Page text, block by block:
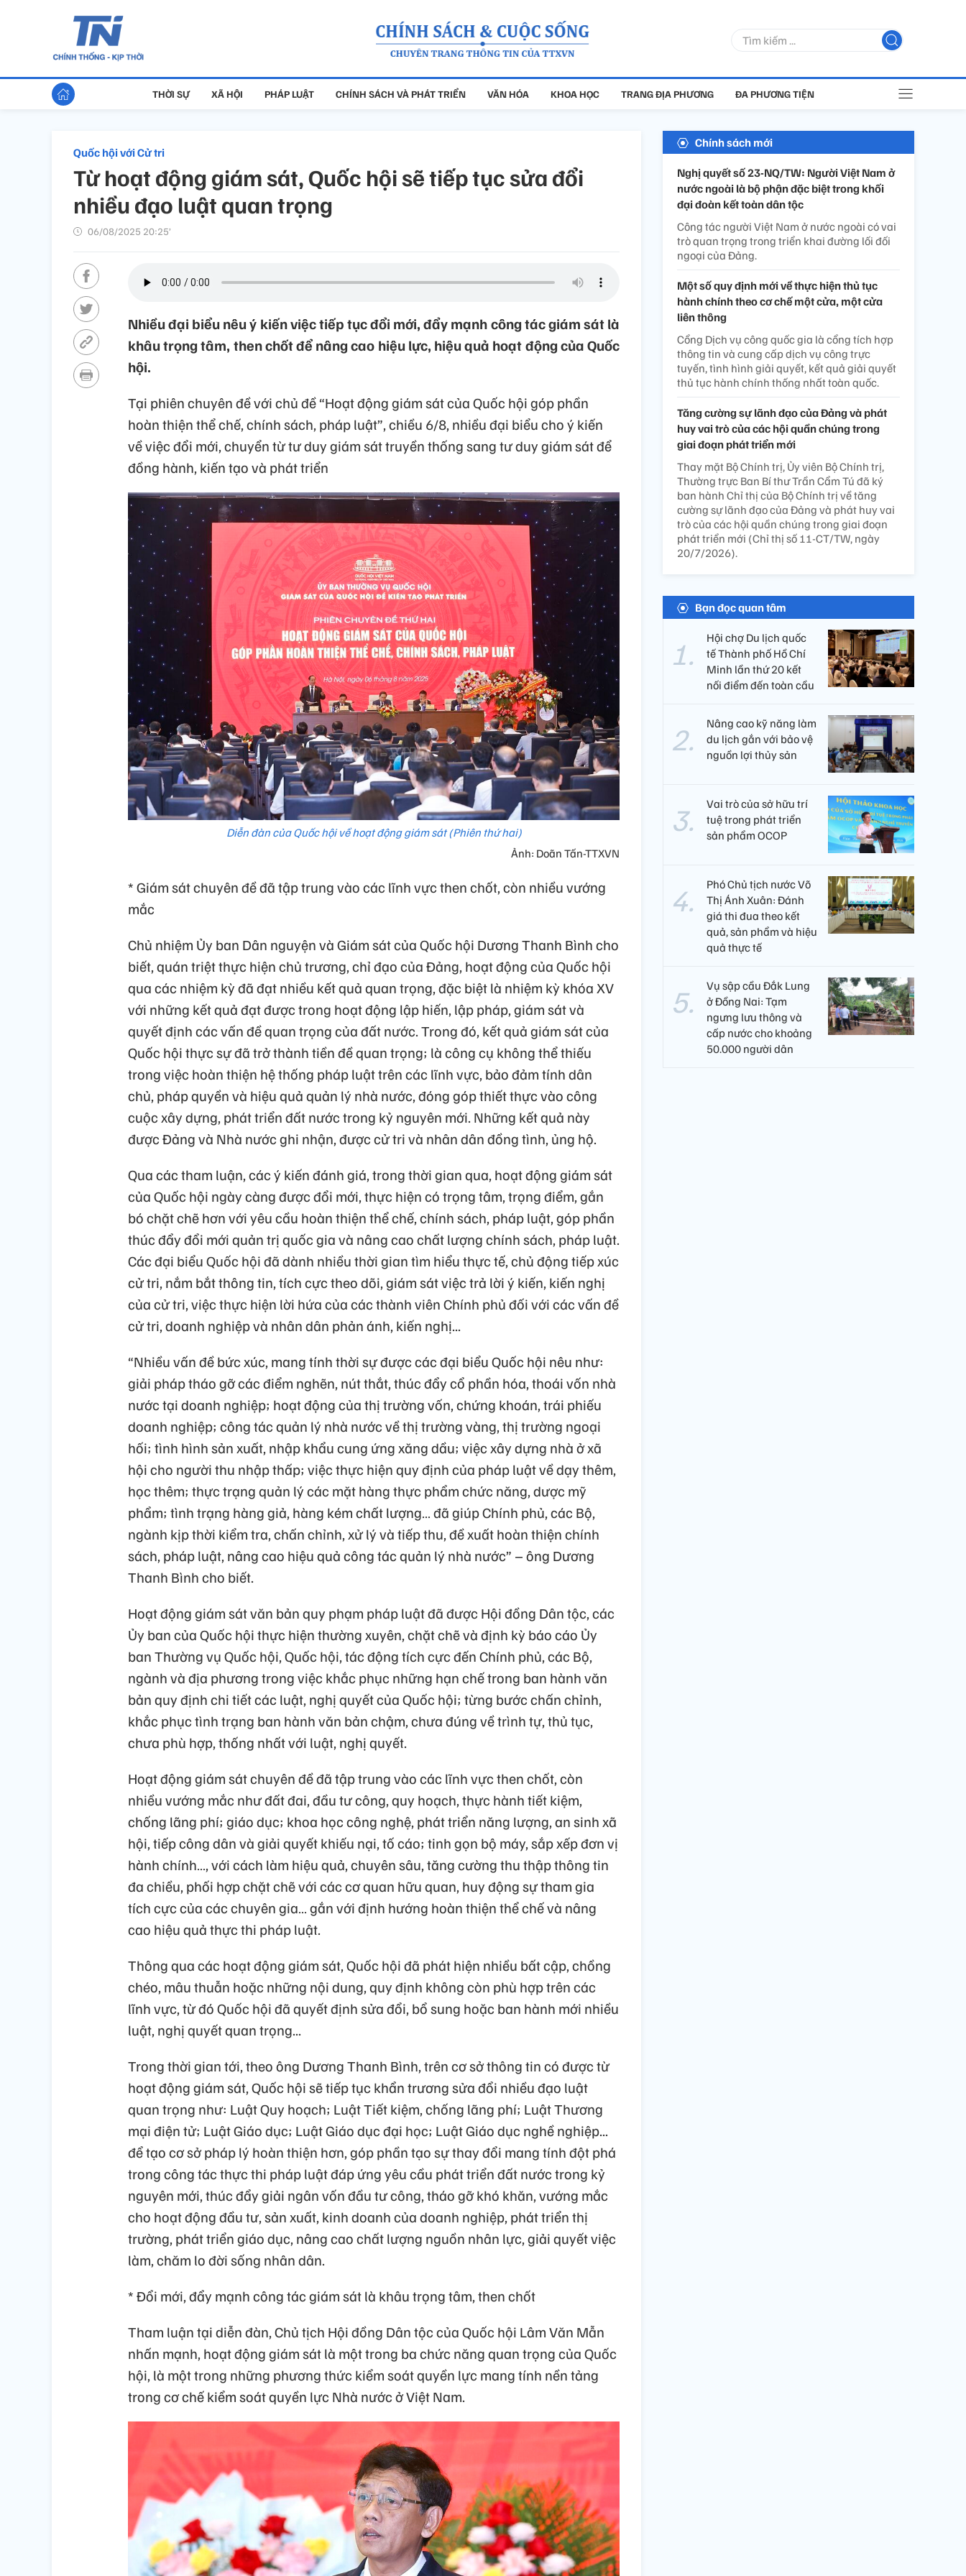
THỜI SỰ XÃ HỘI PHÁP LUẬT CHÍNH SÁCH VÀ PHÁT TRIỂN VĂN HÓA KHOA HỌC TRANG ĐỊA PHƯƠNG ĐA PHƯƠNG TIỆN
Quốc hội với Cử tri
Từ hoạt động giám sát, Quốc hội sẽ tiếp tục sửa đổi
nhiều đạo luật quan trọng
06/08/2025 20:25’
Nhiều đại biểu nêu ý kiến việc tiếp tục đổi mới, đẩy mạnh công tác giám sát là
khâu trọng tâm, then chốt để nâng cao hiệu lực, hiệu quả hoạt động của Quốc
hội.
Tại phiên chuyên đề với chủ đề “Hoạt động giám sát của Quốc hội góp phần
hoàn thiện thể chế, chính sách, pháp luật”, chiều 6/8, nhiều đại biểu cho ý kiến
về việc đổi mới, chuyển từ tư duy giám sát truyền thống sang tư duy giám sát để
đồng hành, kiến tạo và phát triển
Diễn đàn của Quốc hội về hoạt động giám sát (Phiên thứ hai)
Ảnh: Doãn Tấn-TTXVN
* Giám sát chuyên đề đã tập trung vào các lĩnh vực then chốt, còn nhiều vướng
mắc
Chủ nhiệm Ủy ban Dân nguyện và Giám sát của Quốc hội Dương Thanh Bình cho
biết, quán triệt thực hiện chủ trương, chỉ đạo của Đảng, hoạt động của Quốc hội
qua các nhiệm kỳ đã đạt nhiều kết quả quan trọng, đặc biệt là nhiệm kỳ khóa XV
với những kết quả đạt được trong hoạt động lập hiến, lập pháp, giám sát và
quyết định các vấn đề quan trọng của đất nước. Trong đó, kết quả giám sát của
Quốc hội thực sự đã trở thành tiền đề quan trọng; là công cụ không thể thiếu
trong việc hoàn thiện hệ thống pháp luật trên các lĩnh vực, bảo đảm tính dân
chủ, pháp quyền và hiệu quả quản lý nhà nước, đóng góp thiết thực vào công
cuộc xây dựng, phát triển đất nước trong kỷ nguyên mới. Những kết quả này
được Đảng và Nhà nước ghi nhận, được cử tri và nhân dân đồng tình, ủng hộ.
Qua các tham luận, các ý kiến đánh giá, trong thời gian qua, hoạt động giám sát
của Quốc hội ngày càng được đổi mới, thực hiện có trọng tâm, trọng điểm, gắn
bó chặt chẽ hơn với yêu cầu hoàn thiện thể chế, chính sách, pháp luật, góp phần
thúc đẩy đổi mới quản trị quốc gia và nâng cao chất lượng chính sách, pháp luật.
Các đại biểu Quốc hội đã dành nhiều thời gian tìm hiểu thực tế, chủ động tiếp xúc
cử tri, nắm bắt thông tin, tích cực theo dõi, giám sát việc trả lời ý kiến, kiến nghị
của cử tri, việc thực hiện lời hứa của các thành viên Chính phủ đối với các vấn đề
cử tri, doanh nghiệp và nhân dân phản ánh, kiến nghị...
“Nhiều vấn đề bức xúc, mang tính thời sự được các đại biểu Quốc hội nêu như:
giải pháp tháo gỡ các điểm nghẽn, nút thắt, thúc đẩy cổ phần hóa, thoái vốn nhà
nước tại doanh nghiệp; hoạt động của thị trường vốn, chứng khoán, trái phiếu
doanh nghiệp; công tác quản lý nhà nước về thị trường vàng, thị trường ngoại
hối; tình hình sản xuất, nhập khẩu cung ứng xăng dầu; việc xây dựng nhà ở xã
hội cho người thu nhập thấp; việc thực hiện quy định của pháp luật về dạy thêm,
học thêm; thực trạng quản lý các mặt hàng thực phẩm chức năng, dược mỹ
phẩm; tình trạng hàng giả, hàng kém chất lượng… đã giúp Chính phủ, các Bộ,
ngành kịp thời kiểm tra, chấn chỉnh, xử lý và tiếp thu, đề xuất hoàn thiện chính
sách, pháp luật, nâng cao hiệu quả công tác quản lý nhà nước” – ông Dương
Thanh Bình cho biết.
Hoạt động giám sát văn bản quy phạm pháp luật đã được Hội đồng Dân tộc, các
Ủy ban của Quốc hội thực hiện thường xuyên, chặt chẽ và định kỳ báo cáo Ủy
ban Thường vụ Quốc hội, Quốc hội, tác động tích cực đến Chính phủ, các Bộ,
ngành và địa phương trong việc khắc phục những hạn chế trong ban hành văn
bản quy định chi tiết các luật, nghị quyết của Quốc hội; từng bước chấn chỉnh,
khắc phục tình trạng ban hành văn bản chậm, chưa đúng về trình tự, thủ tục,
chưa phù hợp, thống nhất với luật, nghị quyết.
Hoạt động giám sát chuyên đề đã tập trung vào các lĩnh vực then chốt, còn
nhiều vướng mắc như đất đai, đầu tư công, quy hoạch, thực hành tiết kiệm,
chống lãng phí; giáo dục; khoa học công nghệ, phát triển năng lượng, an sinh xã
hội, tiếp công dân và giải quyết khiếu nại, tố cáo; tinh gọn bộ máy, sắp xếp đơn vị
hành chính…, với cách làm hiệu quả, chuyên sâu, tăng cường thu thập thông tin
đa chiều, phối hợp chặt chẽ với các cơ quan hữu quan, huy động sự tham gia
tích cực của các chuyên gia… gắn với định hướng hoàn thiện thể chế và nâng
cao hiệu quả thực thi pháp luật.
Thông qua các hoạt động giám sát, Quốc hội đã phát hiện nhiều bất cập, chồng
chéo, mâu thuẫn hoặc những nội dung, quy định không còn phù hợp trên các
lĩnh vực, từ đó Quốc hội đã quyết định sửa đổi, bổ sung hoặc ban hành mới nhiều
luật, nghị quyết quan trọng...
Trong thời gian tới, theo ông Dương Thanh Bình, trên cơ sở thông tin có được từ
hoạt động giám sát, Quốc hội sẽ tiếp tục khẩn trương sửa đổi nhiều đạo luật
quan trọng như: Luật Quy hoạch; Luật Tiết kiệm, chống lãng phí; Luật Thương
mại điện tử; Luật Giáo dục; Luật Giáo dục đại học; Luật Giáo dục nghề nghiệp...
để tạo cơ sở pháp lý hoàn thiện hơn, góp phần tạo sự thay đổi mang tính đột phá
trong công tác thực thi pháp luật đáp ứng yêu cầu phát triển đất nước trong kỷ
nguyên mới, thúc đẩy giải ngân vốn đầu tư công, tháo gỡ khó khăn, vướng mắc
cho hoạt động đầu tư, sản xuất, kinh doanh của doanh nghiệp, phát triển thị
trường, phát triển giáo dục, nâng cao chất lượng nguồn nhân lực, giải quyết việc
làm, chăm lo đời sống nhân dân.
* Đổi mới, đẩy mạnh công tác giám sát là khâu trọng tâm, then chốt
Tham luận tại diễn đàn, Chủ tịch Hội đồng Dân tộc của Quốc hội Lâm Văn Mẫn
nhấn mạnh, hoạt động giám sát là một trong ba chức năng quan trọng của Quốc
hội, là một trong những phương thức kiểm soát quyền lực mang tính nền tảng
trong cơ chế kiểm soát quyền lực Nhà nước ở Việt Nam.
Chính sách mới
Nghị quyết số 23-NQ/TW: Người Việt Nam ở
nước ngoài là bộ phận đặc biệt trong khối
đại đoàn kết toàn dân tộc
Công tác người Việt Nam ở nước ngoài có vai
trò quan trọng trong triển khai đường lối đối
ngoại của Đảng.
Một số quy định mới về thực hiện thủ tục
hành chính theo cơ chế một cửa, một cửa
liên thông
Cổng Dịch vụ công quốc gia là cổng tích hợp
thông tin và cung cấp dịch vụ công trực
tuyến, tình hình giải quyết, kết quả giải quyết
thủ tục hành chính thống nhất toàn quốc.
Tăng cường sự lãnh đạo của Đảng và phát
huy vai trò của các hội quần chúng trong
giai đoạn phát triển mới
Thay mặt Bộ Chính trị, Ủy viên Bộ Chính trị,
Thường trực Ban Bí thư Trần Cẩm Tú đã ký
ban hành Chỉ thị của Bộ Chính trị về tăng
cường sự lãnh đạo của Đảng và phát huy vai
trò của các hội quần chúng trong giai đoạn
phát triển mới (Chỉ thị số 11-CT/TW, ngày
20/7/2026).
Bạn đọc quan tâm
Hội chợ Du lịch quốc
tế Thành phố Hồ Chí
Minh lần thứ 20 kết
nối điểm đến toàn cầu
Nâng cao kỹ năng làm
du lịch gắn với bảo vệ
nguồn lợi thủy sản
Vai trò của sở hữu trí
tuệ trong phát triển
sản phẩm OCOP
Phó Chủ tịch nước Võ
Thị Ánh Xuân: Đánh
giá thi đua theo kết
quả, sản phẩm và hiệu
quả thực tế
Vụ sập cầu Đắk Lung
ở Đồng Nai: Tạm
ngưng lưu thông và
cấp nước cho khoảng
50.000 người dân